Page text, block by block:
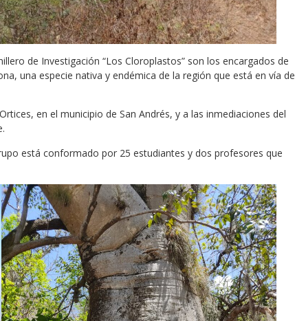
de Investigación “Los Cloroplastos” son los encargados de
una especie nativa y endémica de la región que está en vía de
en el municipio de San Andrés, y a las inmediaciones del
está conformado por 25 estudiantes y dos profesores que